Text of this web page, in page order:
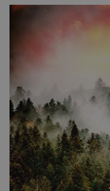
Velkých